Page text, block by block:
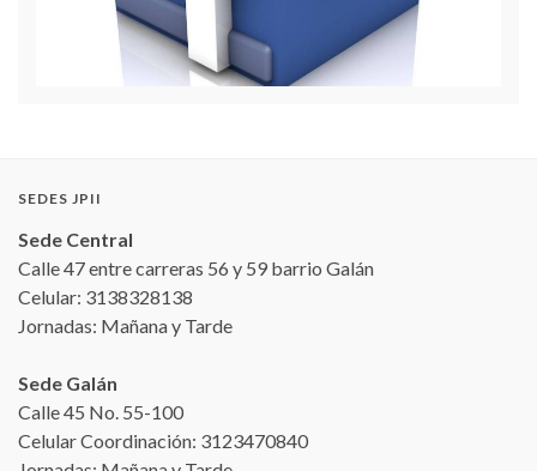
SEDES JPII
Sede Central
Calle 47 entre carreras 56 y 59 barrio Galán
Celular: 3138328138
Jornadas: Mañana y Tarde
Sede Galán
Calle 45 No. 55-100
Celular Coordinación: 3123470840